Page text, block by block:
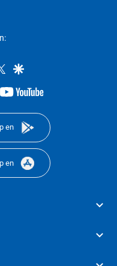
twittergoogle
youtube-
en
en